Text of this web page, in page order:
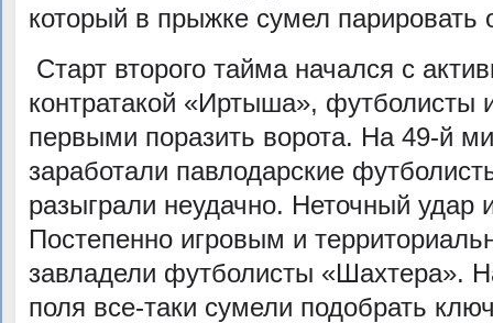
который в прыжке сумел парировать
Старт второго тайма начался с
контратакой «Иртыша», футболисты
первыми поразить ворота. На 49-й
заработали павлодарские
разыграли неудачно. Неточный удар
Постепенно игровым и
завладели футболисты «Шахтера».
поля все-таки сумели подобрать